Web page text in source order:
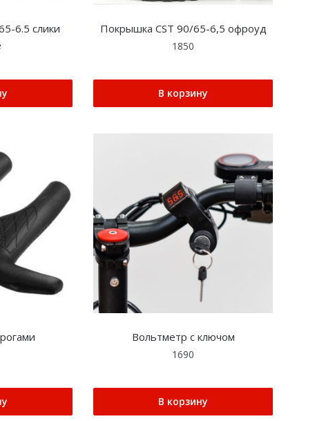
6.5 слики
Покрышка CST 90/65-6,5 офроуд
1850
В корзину
Вольтметр с ключом
1690
В корзину